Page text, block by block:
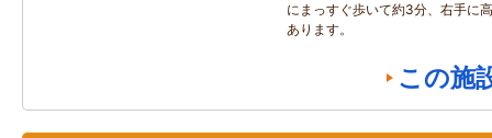
にまっすぐ歩いて約3分、右手に
あります。
この施